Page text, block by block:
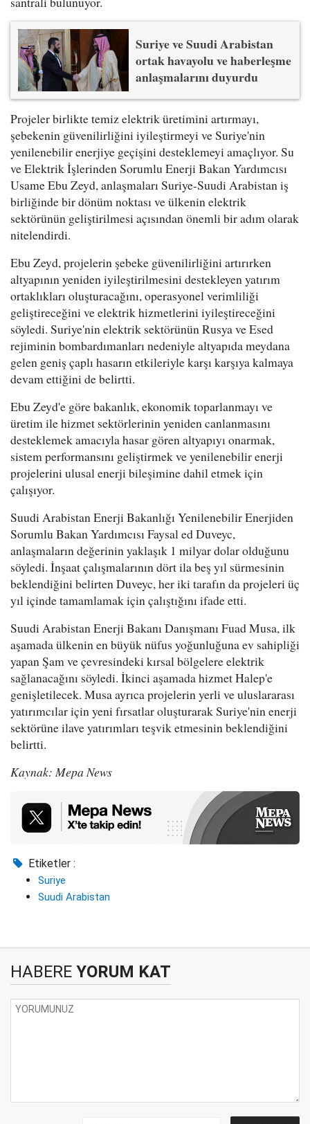
Suriye ve Suudi Arabistan
ortak havayolu ve haberleşme
anlaşmalarını duyurdu
Projeler birlikte temiz elektrik üretimini artırmayı,
şebekenin güvenilirliğini iyileştirmeyi ve Suriye'nin
yenilenebilir enerjiye geçişini desteklemeyi amaçlıyor. Su
ve Elektrik İşlerinden Sorumlu Enerji Bakan Yardımcısı
Usame Ebu Zeyd, anlaşmaları Suriye-Suudi Arabistan iş
birliğinde bir dönüm noktası ve ülkenin elektrik
sektörünün geliştirilmesi açısından önemli bir adım olarak
nitelendirdi.
Ebu Zeyd, projelerin şebeke güvenilirliğini artırırken
altyapının yeniden iyileştirilmesini destekleyen yatırım
ortaklıkları oluşturacağını, operasyonel verimliliği
geliştireceğini ve elektrik hizmetlerini iyileştireceğini
söyledi. Suriye'nin elektrik sektörünün Rusya ve Esed
rejiminin bombardımanları nedeniyle altyapıda meydana
gelen geniş çaplı hasarın etkileriyle karşı karşıya kalmaya
devam ettiğini de belirtti.
Ebu Zeyd'e göre bakanlık, ekonomik toparlanmayı ve
üretim ile hizmet sektörlerinin yeniden canlanmasını
desteklemek amacıyla hasar gören altyapıyı onarmak,
sistem performansını geliştirmek ve yenilenebilir enerji
projelerini ulusal enerji bileşimine dahil etmek için
çalışıyor.
Suudi Arabistan Enerji Bakanlığı Yenilenebilir Enerjiden
Sorumlu Bakan Yardımcısı Faysal ed Duveyc,
anlaşmaların değerinin yaklaşık 1 milyar dolar olduğunu
söyledi. İnşaat çalışmalarının dört ila beş yıl sürmesinin
beklendiğini belirten Duveyc, her iki tarafın da projeleri üç
yıl içinde tamamlamak için çalıştığını ifade etti.
Suudi Arabistan Enerji Bakanı Danışmanı Fuad Musa, ilk
aşamada ülkenin en büyük nüfus yoğunluğuna ev sahipliği
yapan Şam ve çevresindeki kırsal bölgelere elektrik
sağlanacağını söyledi. İkinci aşamada hizmet Halep'e
genişletilecek. Musa ayrıca projelerin yerli ve uluslararası
yatırımcılar için yeni fırsatlar oluşturarak Suriye'nin enerji
sektörüne ilave yatırımları teşvik etmesinin beklendiğini
belirtti.
Kaynak: Mepa News
Etiketler :
Suriye
Suudi Arabistan
HABERE YORUM KAT